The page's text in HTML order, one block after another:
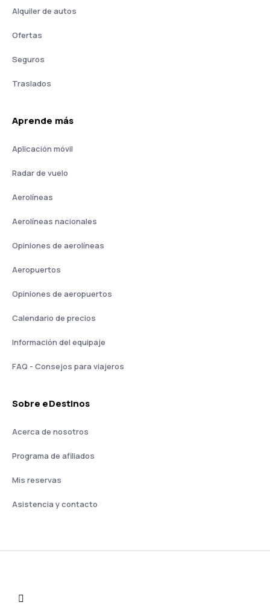
Alquiler de autos
Ofertas
Seguros
Traslados
Aprende más
Aplicación móvil
Radar de vuelo
Aerolíneas
Aerolíneas nacionales
Opiniones de aerolíneas
Aeropuertos
Opiniones de aeropuertos
Calendario de precios
Información del equipaje
FAQ - Consejos para viajeros
Sobre eDestinos
Acerca de nosotros
Programa de afiliados
Mis reservas
Asistencia y contacto